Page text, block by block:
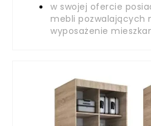
w swojej ofercie
mebli pozwalających
wyposażenie